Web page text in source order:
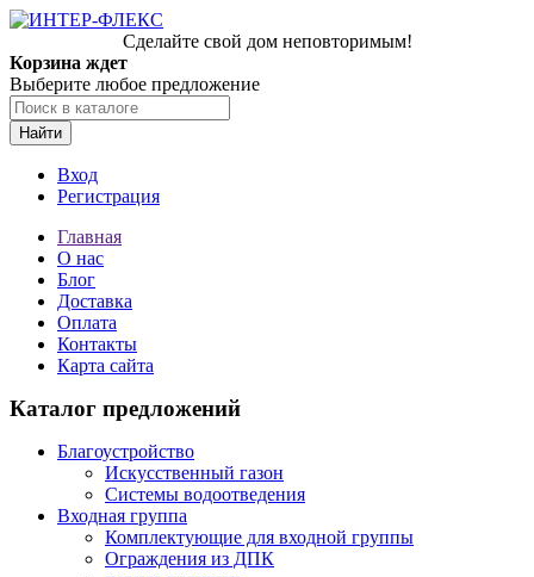
Сделайте свой дом неповторимым!
Корзина ждет
Выберите любое предложение
Найти
Вход
Регистрация
Главная
О нас
Блог
Доставка
Оплата
Контакты
Карта сайта
Каталог предложений
Благоустройство
Искусственный газон
Системы водоотведения
Входная группа
Комплектующие для входной группы
Ограждения из ДПК